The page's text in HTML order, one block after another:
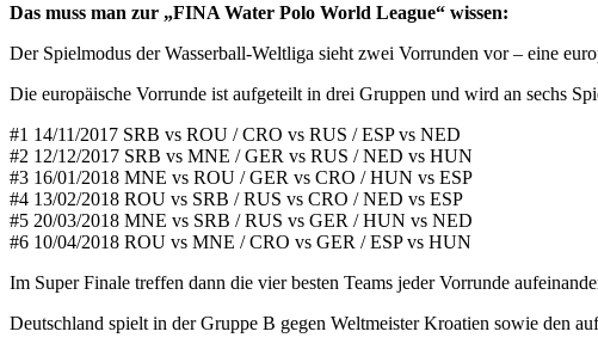
Das muss man zur „FINA Water Polo World League“ wissen:
Der Spielmodus der Wasserball-Weltliga sieht zwei Vorrunden vor – eine
Die europäische Vorrunde ist aufgeteilt in drei Gruppen und wird an sechs
#1 14/11/2017 SRB vs ROU / CRO vs RUS / ESP vs NED
#2 12/12/2017 SRB vs MNE / GER vs RUS / NED vs HUN
#3 16/01/2018 MNE vs ROU / GER vs CRO / HUN vs ESP
#4 13/02/2018 ROU vs SRB / RUS vs CRO / NED vs ESP
#5 20/03/2018 MNE vs SRB / RUS vs GER / HUN vs NED
#6 10/04/2018 ROU vs MNE / CRO vs GER / ESP vs HUN
Im Super Finale treffen dann die vier besten Teams jeder Vorrunde
Deutschland spielt in der Gruppe B gegen Weltmeister Kroatien sowie den